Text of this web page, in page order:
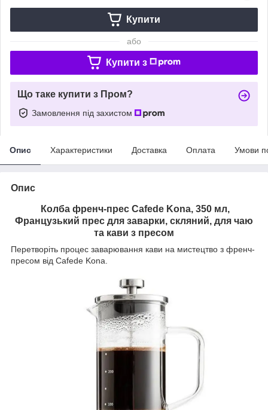
Купити
або
Купити з
Що таке купити з Пром?
Замовлення під захистом
Опис Характеристики Доставка Оплата Умови
Опис
Колба френч-прес Cafede Kona, 350 мл,
Французький прес для заварки, скляний, для чаю
та кави з пресом
Перетворіть процес заварювання кави на мистецтво з френч-
пресом від Cafede Kona.